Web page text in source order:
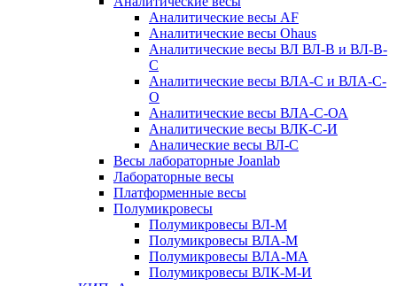
Аналитические весы AF
Аналитические весы Ohaus
Аналитические весы ВЛ ВЛ-В и ВЛ-В-
С
Аналитические весы ВЛА-С и ВЛА-С-
О
Аналитические весы ВЛА-С-ОА
Аналитические весы ВЛК-С-И
Аналические весы ВЛ-С
Весы лабораторные Joanlab
Лабораторные весы
Платформенные весы
Полумикровесы
Полумикровесы ВЛ-М
Полумикровесы ВЛА-М
Полумикровесы ВЛА-МА
Полумикровесы ВЛК-М-И